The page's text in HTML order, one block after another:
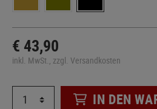
€ 43,90
inkl. MwSt., zzgl. Versandkosten
IN DEN